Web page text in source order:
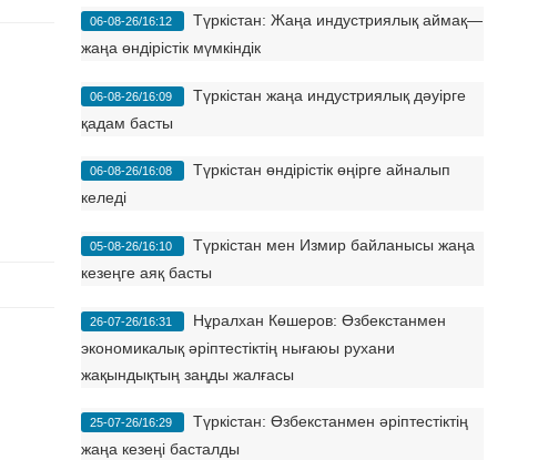
06-08-26/16:12
Түркістан: Жаңа индустриялық аймақ—
жаңа өндірістік мүмкіндік
06-08-26/16:09
Түркістан жаңа индустриялық дәуірге
қадам басты
06-08-26/16:08
Түркістан өндірістік өңірге айналып
келеді
05-08-26/16:10
Түркістан мен Измир байланысы жаңа
кезеңге аяқ басты
26-07-26/16:31
Нұралхан Көшеров: Өзбекстанмен
экономикалық әріптестіктің нығаюы рухани
жақындықтың заңды жалғасы
25-07-26/16:29
Түркістан: Өзбекстанмен әріптестіктің
жаңа кезеңі басталды